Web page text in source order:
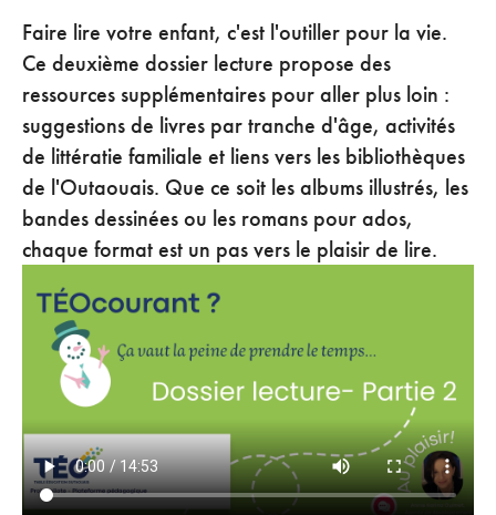
Faire lire votre enfant, c'est l'outiller pour la vie.
Ce deuxième dossier lecture propose des
ressources supplémentaires pour aller plus loin :
suggestions de livres par tranche d'âge, activités
de littératie familiale et liens vers les bibliothèques
de l'Outaouais. Que ce soit les albums illustrés, les
bandes dessinées ou les romans pour ados,
chaque format est un pas vers le plaisir de lire.